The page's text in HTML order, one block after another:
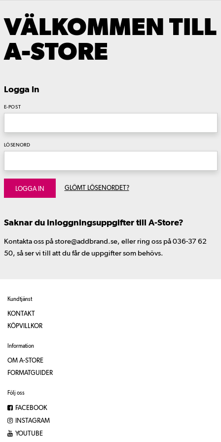
VÄLKOMMEN TILL
A-STORE
Logga In
E-POST
LÖSENORD
LOGGA IN GLÖMT LÖSENORDET?
Saknar du inloggningsuppgifter till A-Store?
Kontakta oss på store@addbrand.se, eller ring oss på 036-37 62
50, så ser vi till att du får de uppgifter som behövs.
Kundtjänst
KONTAKT
KÖPVILLKOR
Information
OM A-STORE
FORMATGUIDER
Följ oss
FACEBOOK
INSTAGRAM
YOUTUBE